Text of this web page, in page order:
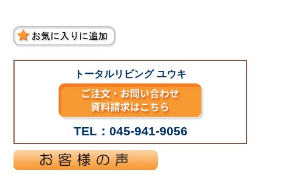
トータルリビング ユウキ
TEL：045-941-9056